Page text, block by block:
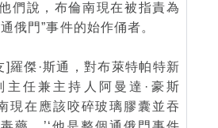
們說，布倫南現在被指責為
俄門”事件的始作俑者。
]羅傑·斯通，對布萊特帕特新
主任兼主持人阿曼達·豪斯
現在應該咬碎玻璃膠囊並吞